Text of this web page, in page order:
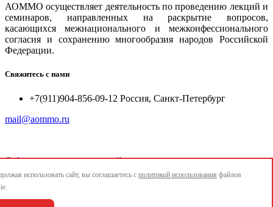
АОММО осуществляет деятельность по проведению лекций и
семинаров, направленных на раскрытие вопросов,
касающихся межнационального и межконфессионального
согласия и сохранению многообразия народов Российской
Федерации.
Свяжитесь с нами
+7(911)904-856-09-12 Россия, Санкт-Петербург
mail@aommo.ru
© Ассоциация организаций по реализации национальных
проектов и достижению национальных целей развития
mail@aommo.ru
использовать сайт, вы соглашаетесь с политикой использования файлов